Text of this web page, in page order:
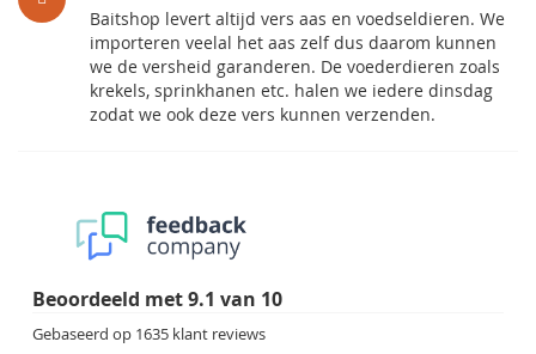
Baitshop levert altijd vers aas en voedseldieren. We
importeren veelal het aas zelf dus daarom kunnen
we de versheid garanderen. De voederdieren zoals
krekels, sprinkhanen etc. halen we iedere dinsdag
zodat we ook deze vers kunnen verzenden.
Beoordeeld met9.1 van 10
Gebaseerd op 1635 klant reviews